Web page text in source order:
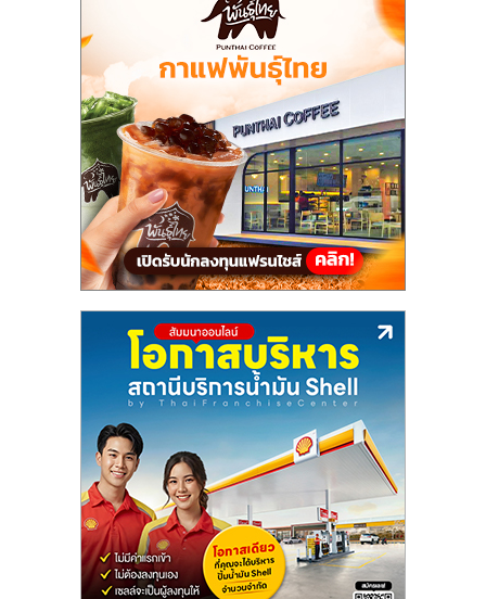
ไชส์
ขาย
หน้า
บ้าน
ลงทุน
น้อย